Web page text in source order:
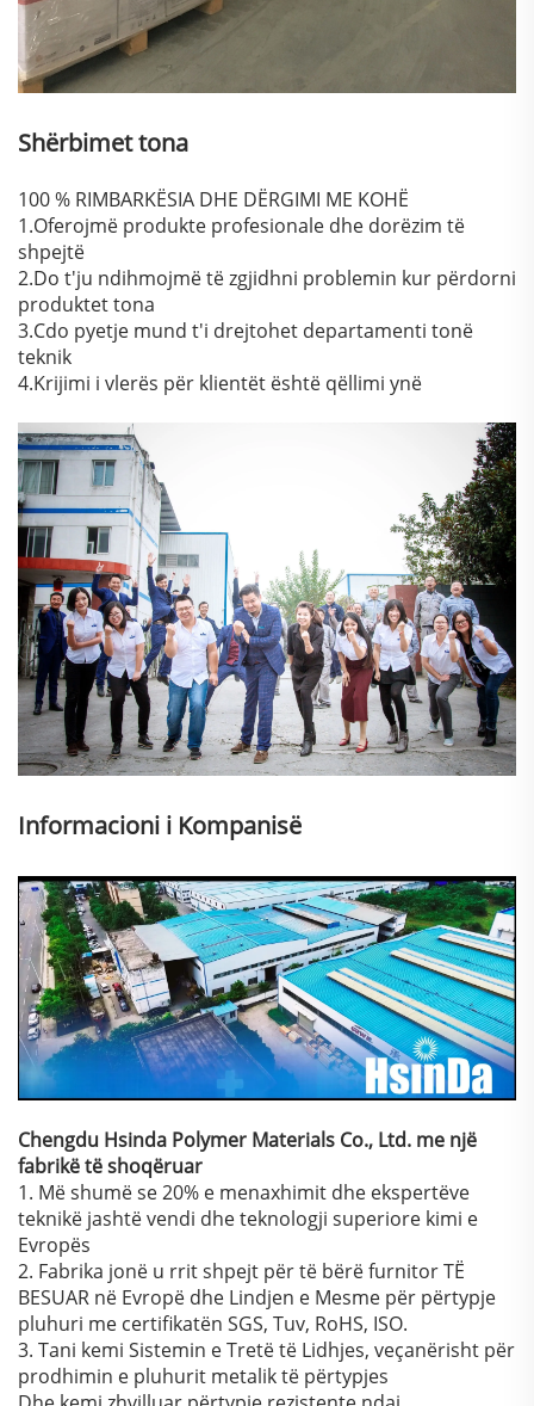
Shërbimet tona
100 % RIMBARKËSIA DHE DËRGIMI ME KOHË
1.Oferojmë produkte profesionale dhe dorëzim të
shpejtë
2.Do t'ju ndihmojmë të zgjidhni problemin kur përdorni
produktet tona
3.Cdo pyetje mund t'i drejtohet departamenti tonë
teknik
4.Krijimi i vlerës për klientët është qëllimi ynë
Informacioni i Kompanisë
Chengdu Hsinda Polymer Materials Co., Ltd. me një
fabrikë të shoqëruar
1. Më shumë se 20% e menaxhimit dhe ekspertëve
teknikë jashtë vendi dhe teknologji superiore kimi e
Evropës
2. Fabrika jonë u rrit shpejt për të bërë furnitor TË
BESUAR në Evropë dhe Lindjen e Mesme për përtypje
pluhuri me certifikatën SGS, Tuv, RoHS, ISO.
3. Tani kemi Sistemin e Tretë të Lidhjes, veçanërisht për
prodhimin e pluhurit metalik të përtypjes